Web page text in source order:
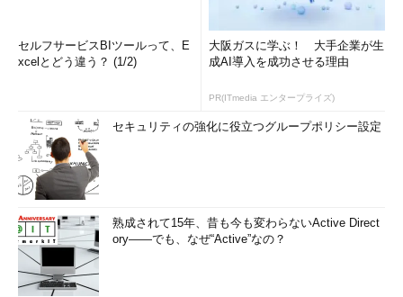
セルフサービスBIツールって、E
xcelとどう違う？ (1/2)
大阪ガスに学ぶ！ 大手企業が生
成AI導入を成功させる理由
PR(ITmedia エンタープライズ)
セキュリティの強化に役立つグループポリシー設定
熟成されて15年、昔も今も変わらないActive Direct
ory――でも、なぜ“Active”なの？